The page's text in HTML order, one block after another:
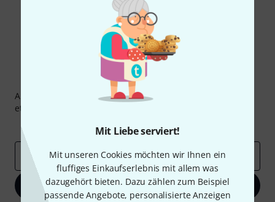
Mit Liebe serviert!
Mit unseren Cookies möchten wir Ihnen ein
fluffiges Einkaufserlebnis mit allem was
dazugehört bieten. Dazu zählen zum Beispiel
passende Angebote, personalisierte Anzeigen
Thomann Newsletter
Abonniere den Thomann Newsletter und gewinne mit
etwas Glück einen von
Inspirierende Beiträge
Deals
E-Mail-Adresse*
Jetzt anmelden